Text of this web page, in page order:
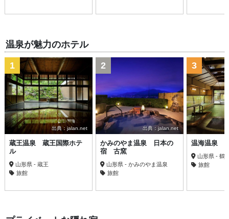
温泉が魅力のホテル
出典：jalan.net
1
蔵王温泉 蔵王国際ホテ
ル
山形県 - 蔵王
旅館
出典：jalan.net
2
かみのやま温泉 日本の
宿 古窯
山形県 - かみのやま温泉
旅館
3
温海温泉
山形県 - 鶴
旅館